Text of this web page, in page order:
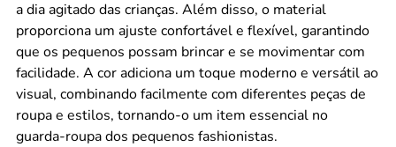
a dia agitado das crianças. Além disso, o material
proporciona um ajuste confortável e flexível, garantindo
que os pequenos possam brincar e se movimentar com
facilidade. A cor adiciona um toque moderno e versátil ao
visual, combinando facilmente com diferentes peças de
roupa e estilos, tornando-o um item essencial no
guarda-roupa dos pequenos fashionistas.